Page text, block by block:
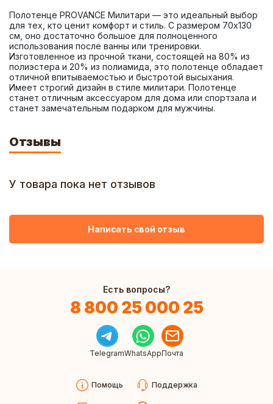
Полотенце PROVANCE Милитари — это идеальный выбор
для тех, кто ценит комфорт и стиль. С размером 70х130
см, оно достаточно большое для полноценного
использования после ванны или тренировки.
Изготовленное из прочной ткани, состоящей на 80% из
полиэстера и 20% из полиамида, это полотенце обладает
отличной впитываемостью и быстротой высыхания.
Имеет строгий дизайн в стиле милитари. Полотенце
станет отличным аксессуаром для дома или спортзала и
станет замечательным подарком для мужчины.
Отзывы
У товара пока нет отзывов
Написать свой отзыв
Есть вопросы?
8 800 25 000 25
TelegramWhatsAppПочта
Помощь Поддержка